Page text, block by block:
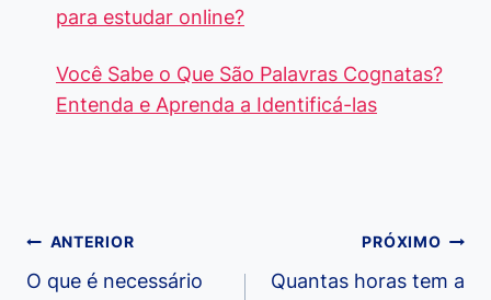
para estudar online?
Você Sabe o Que São Palavras Cognatas?
Entenda e Aprenda a Identificá-las
Navegação
de
ANTERIOR
O que é necessário
PRÓXIMO
Quantas horas tem a